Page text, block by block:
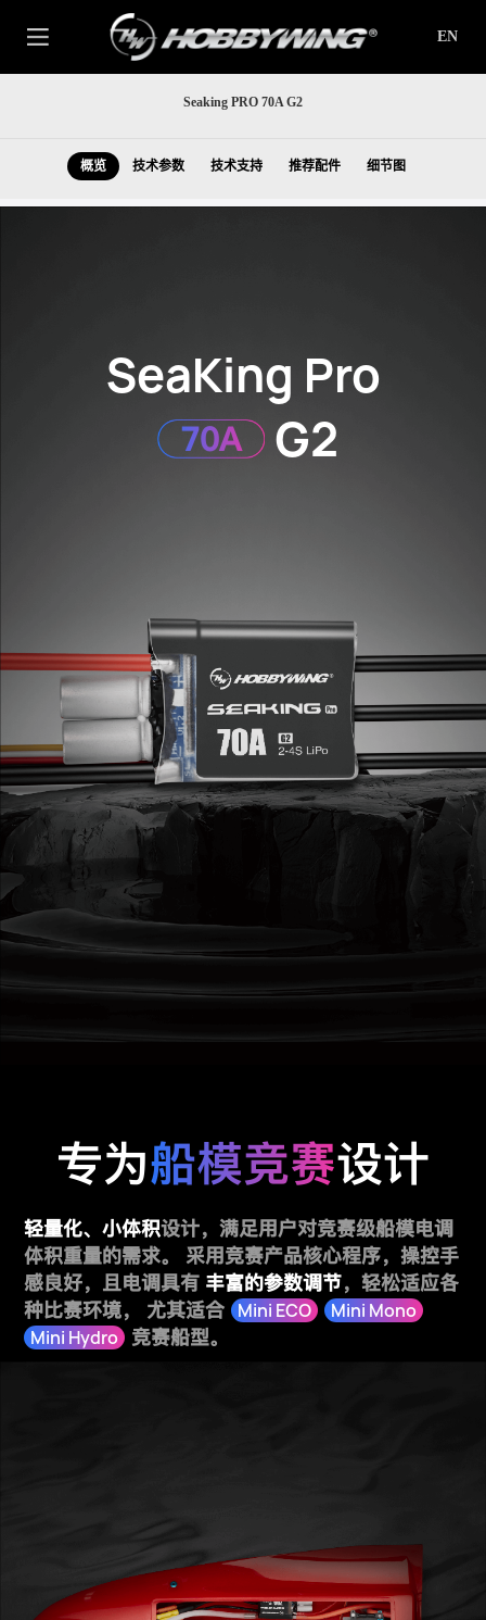
EN
Seaking PRO 70A G2
概览 技术参数 技术支持 推荐配件 细节图
SeaKing Pro
70A G2
专为船模竞赛设计
轻量化、小体积设计，满足用户对竞赛级船模电调
体积重量的需求。
采用竞赛产品核心程序，操控手
感良好，且电调具有 丰富的参数调节，轻松适应各
种比赛环境，
尤其适合 Mini ECO
Mini Mono
Mini Hydro
竞赛船型。